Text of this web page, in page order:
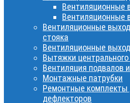
Вентиляционные
Вентиляционные
Вентиляционные
стояка
Вентиляционные
Вытяжки
Вентиляция подвалов
Монтажные патрубки
Ремонтные комплекты
дефлекторов